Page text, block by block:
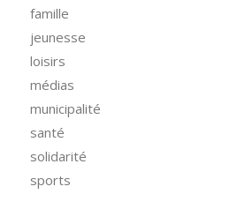
famille
jeunesse
loisirs
médias
municipalité
santé
solidarité
sports